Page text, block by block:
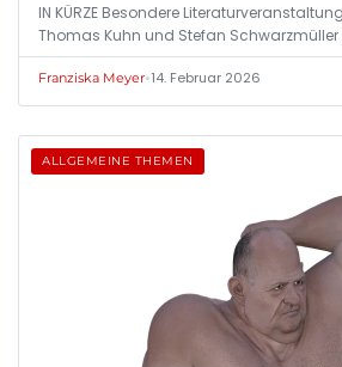
IN KÜRZE Besondere
Thomas Kuhn und Stefan Schwarzmüller
Franziska Meyer•14. Februar 2026
ALLGEMEINE THEMEN